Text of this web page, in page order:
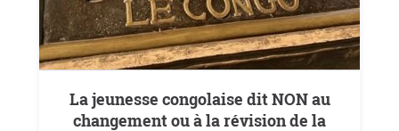
La jeunesse congolaise dit NON au
changement ou à la révision de la